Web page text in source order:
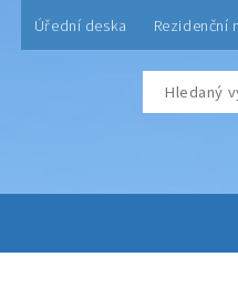
Úřední deska Rezidenční